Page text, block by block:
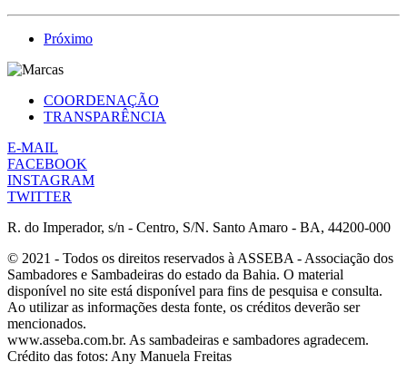
Próximo
COORDENAÇÃO
TRANSPARÊNCIA
E-MAIL
FACEBOOK
INSTAGRAM
TWITTER
R. do Imperador, s/n - Centro, S/N. Santo Amaro - BA, 44200-000
© 2021 - Todos os direitos reservados à ASSEBA - Associação dos
Sambadores e Sambadeiras do estado da Bahia. O material
disponível no site está disponível para fins de pesquisa e consulta.
Ao utilizar as informações desta fonte, os créditos deverão ser
mencionados.
www.asseba.com.br. As sambadeiras e sambadores agradecem.
Crédito das fotos: Any Manuela Freitas